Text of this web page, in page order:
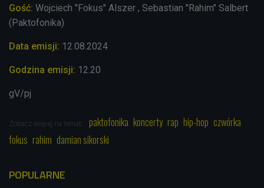
Gość: Wojciech "Fokus" Alszer , Sebastian "Rahim" Salbert
(Paktofonika)
Data emisji: 12.08.2024
Godzina emisji: 12.20
gV/pj
Zobacz więcej na temat: paktofonika koncerty rap hip-hop czwórka
fokus rahim damian sikorski
POPULARNE